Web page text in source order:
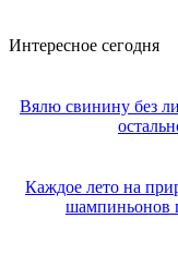
Интересное сегодня
Вялю свинину без
Каждое лето на
шампиньонов